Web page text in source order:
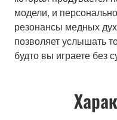
модели, и
резонансы медных
позволяет услышать
будто вы играете без